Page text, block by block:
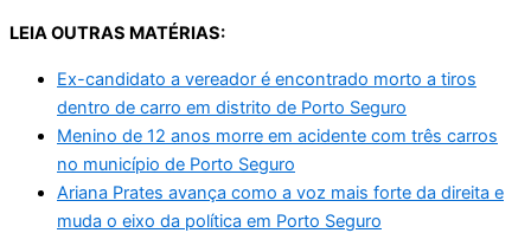
LEIA OUTRAS MATÉRIAS:
Ex-candidato a vereador é encontrado morto a tiros
dentro de carro em distrito de Porto Seguro
Menino de 12 anos morre em acidente com três carros
no município de Porto Seguro
Ariana Prates avança como a voz mais forte da direita e
muda o eixo da política em Porto Seguro